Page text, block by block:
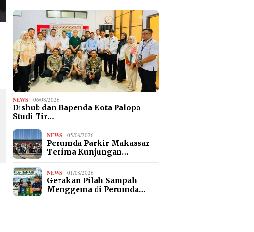
NEWS 06/08/2026
Dishub dan Bapenda Kota Palopo
Studi Tir…
NEWS 05/08/2026
Perumda Parkir Makassar
Terima Kunjungan…
NEWS 01/08/2026
Gerakan Pilah Sampah
Menggema di Perumda…